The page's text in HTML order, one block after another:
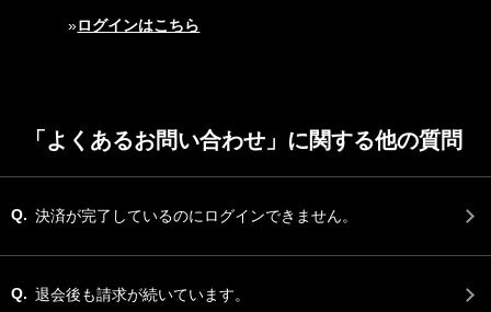
»ログインはこちら
「よくあるお問い合わせ」に関する他の質問
Q. 決済が完了しているのにログインできません。
Q. 退会後も請求が続いています。